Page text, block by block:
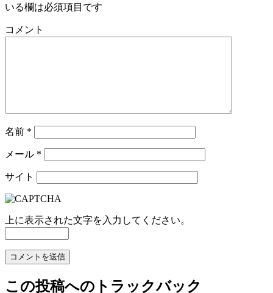
いる欄は必須項目です
コメント
名前 *
メール *
サイト
上に表示された文字を入力してください。
この投稿へのトラックバック